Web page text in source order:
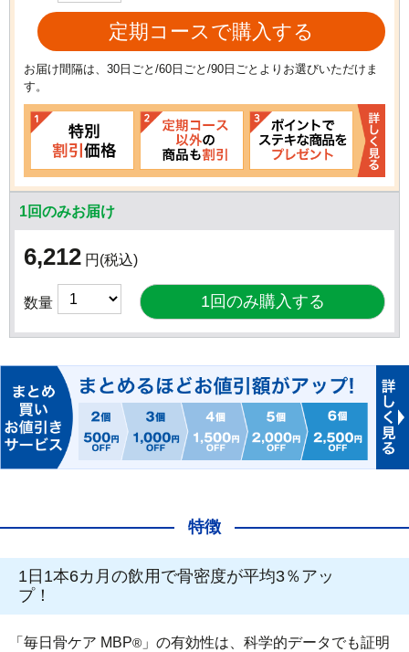
定期コースで購入する
お届け間隔は、30日ごと/60日ごと/90日ごとよりお選びいただけま
す。
1回のみお届け
6,212 円 (税込)
数量
特徴
1日1本6カ月の飲用で骨密度が平均3％アッ
プ！
「毎日骨ケア MBP® 」の有効性は、科学的データでも証明